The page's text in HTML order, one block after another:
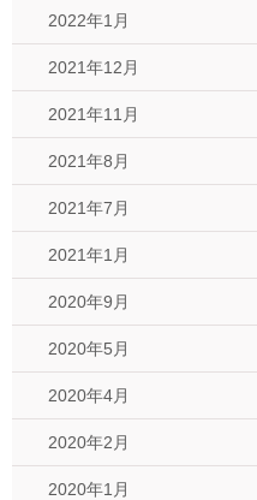
2022年1月
2021年12月
2021年11月
2021年8月
2021年7月
2021年1月
2020年9月
2020年5月
2020年4月
2020年2月
2020年1月